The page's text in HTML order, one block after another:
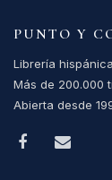
PUNTO Y
Librería
Más de 200.000
Abierta desde